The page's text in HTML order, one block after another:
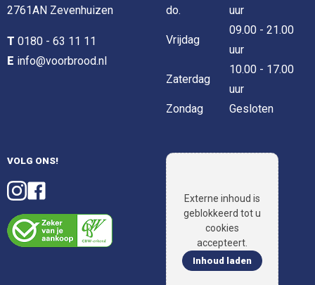
2761AN Zevenhuizen
T 0180 - 63 11 11
E info@voorbrood.nl
do.
uur
Vrijdag
09.00 - 21.00
uur
Zaterdag
10.00 - 17.00
uur
Zondag
Gesloten
VOLG ONS!
Externe inhoud is
geblokkeerd tot u
cookies
accepteert.
Inhoud laden